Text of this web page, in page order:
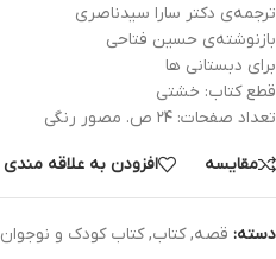
ترجمه‌ی دکتر سارا سیدناصری
بازنوشته‌ی حسین فتاحی
برای دبستانی ها
قطع کتاب: خشتی
تعداد صفحات: ۲۴ ص. مصور رنگی
مقایسه افزودن به علاقه مندی
دسته: قصه, کتاب, کتاب کودک و نوجوان